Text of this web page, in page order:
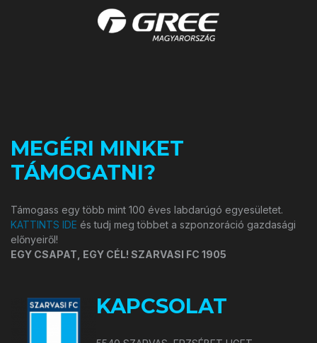
MEGÉRI MINKET
TÁMOGATNI?
Támogass egy több mint 100 éves labdarúgó egyesületet.
KATTINTS IDE és tudj meg többet a szponzoráció gazdasági
előnyeiről!
EGY CSAPAT, EGY CÉL! SZARVASI FC 1905
KAPCSOLAT